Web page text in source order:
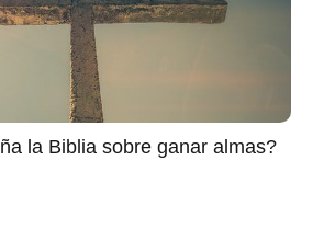
la Biblia sobre ganar almas?